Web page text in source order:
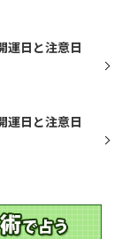
運日と注意日
運日と注意日